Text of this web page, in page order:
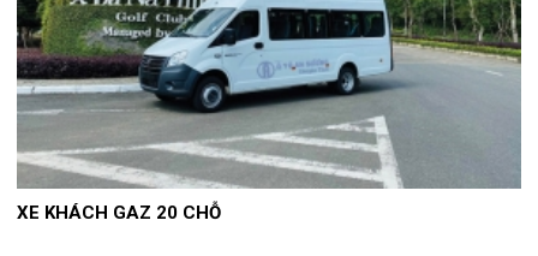
XE KHÁCH GAZ 20 CHỖ